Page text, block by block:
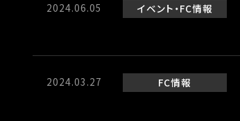
2024.06.05 イベント FC情報
2024.03.27 FC情報